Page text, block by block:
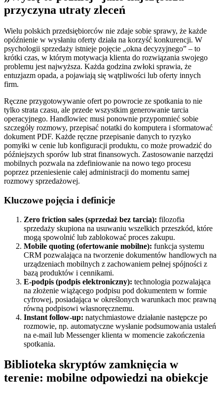
przyczyna utraty zleceń
Wielu polskich przedsiębiorców nie zdaje sobie sprawy, że każde
opóźnienie w wysłaniu oferty działa na korzyść konkurencji. W
psychologii sprzedaży istnieje pojęcie „okna decyzyjnego” – to
krótki czas, w którym motywacja klienta do rozwiązania swojego
problemu jest najwyższa. Każda godzina zwłoki sprawia, że
entuzjazm opada, a pojawiają się wątpliwości lub oferty innych
firm.
Ręczne przygotowywanie ofert po powrocie ze spotkania to nie
tylko strata czasu, ale przede wszystkim generowanie tarcia
operacyjnego. Handlowiec musi ponownie przypomnieć sobie
szczegóły rozmowy, przepisać notatki do komputera i sformatować
dokument PDF. Każde ręczne przepisanie danych to ryzyko
pomyłki w cenie lub konfiguracji produktu, co może prowadzić do
późniejszych sporów lub strat finansowych. Zastosowanie narzędzi
mobilnych pozwala na zdefiniowanie na nowo tego procesu
poprzez przeniesienie całej administracji do momentu samej
rozmowy sprzedażowej.
Kluczowe pojęcia i definicje
Zero friction sales (sprzedaż bez tarcia): filozofia
sprzedaży skupiona na usuwaniu wszelkich przeszkód, które
mogą spowolnić lub zablokować proces zakupu.
Mobile quoting (ofertowanie mobilne): funkcja systemu
CRM pozwalająca na tworzenie dokumentów handlowych na
urządzeniach mobilnych z zachowaniem pełnej spójności z
bazą produktów i cennikami.
E-podpis (podpis elektroniczny): technologia pozwalająca
na złożenie wiążącego podpisu pod dokumentem w formie
cyfrowej, posiadająca w określonych warunkach moc prawną
równą podpisowi własnoręcznemu.
Instant follow-up: natychmiastowe działanie następcze po
rozmowie, np. automatyczne wysłanie podsumowania ustaleń
na e-mail lub Messenger klienta w momencie zakończenia
spotkania.
Biblioteka skryptów zamknięcia w
terenie: mobilne odpowiedzi na obiekcje